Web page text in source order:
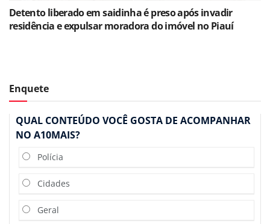
Detento liberado em saidinha é preso após invadir
residência e expulsar moradora do imóvel no Piauí
Enquete
QUAL CONTEÚDO VOCÊ GOSTA DE ACOMPANHAR
NO A10MAIS?
Polícia
Cidades
Geral